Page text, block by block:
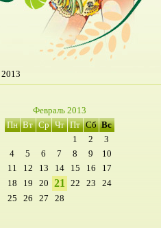
2013
Февраль 2013
Пн Вт Ср Чт Пт Сб Вс
1
2
3
4
5 6 7 8 9
10
11
12 13 14 15 16
17
18
19 20 21 22 23
24
25
26 27 28